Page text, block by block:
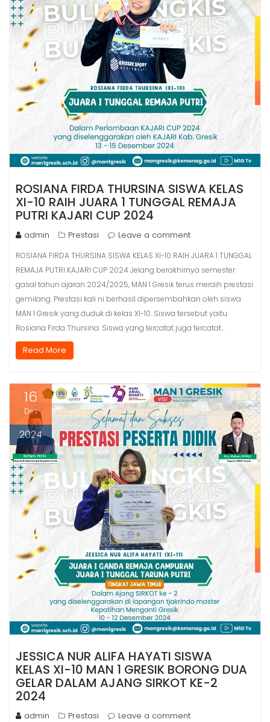
ROSIANA FIRDA THURSINA SISWA KELAS
XI-10 RAIH JUARA 1 TUNGGAL REMAJA
PUTRI KAJARI CUP 2024
admin Prestasi Leave a comment
ROSIANA FIRDA THURSINA SISWA KELAS XI-10 RAIH JUARA 1 TUNGGAL
REMAJA PUTRI KAJARI CUP 2024 Jelang berakhirnya semester
gasal tahun ajaran 2024/2025, MAN 1 Gresik terus meraih prestasi
gemilang. Prestasi kali ni berhasil dipersembahkan oleh siswa
MAN 1 Gresik yang duduk di kelas XI-10. Siswa tersebut yaitu
Rosiana Firda Thursina. Siswa yang tercatat juga tercatat…
Read More
16
Des
2024
JESSICA NUR ALIFA HAYATI SISWA
KELAS XI-10 MAN 1 GRESIK BORONG DUA
GELAR DALAM AJANG SIRKOT KE-2
2024
admin Prestasi Leave a comment